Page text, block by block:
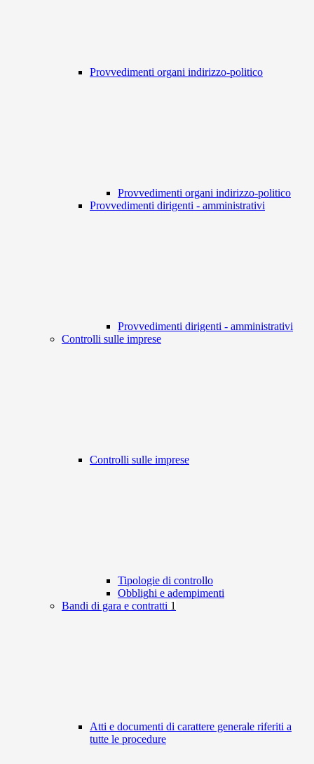
Provvedimenti organi indirizzo-politico
Provvedimenti organi indirizzo-politico
Provvedimenti dirigenti - amministrativi
Provvedimenti dirigenti - amministrativi
Controlli sulle imprese
Controlli sulle imprese
Tipologie di controllo
Obblighi e adempimenti
Bandi di gara e contratti 1
Atti e documenti di carattere generale riferiti a
tutte le procedure